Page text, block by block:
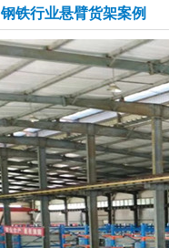
钢铁行业悬臂货架案例